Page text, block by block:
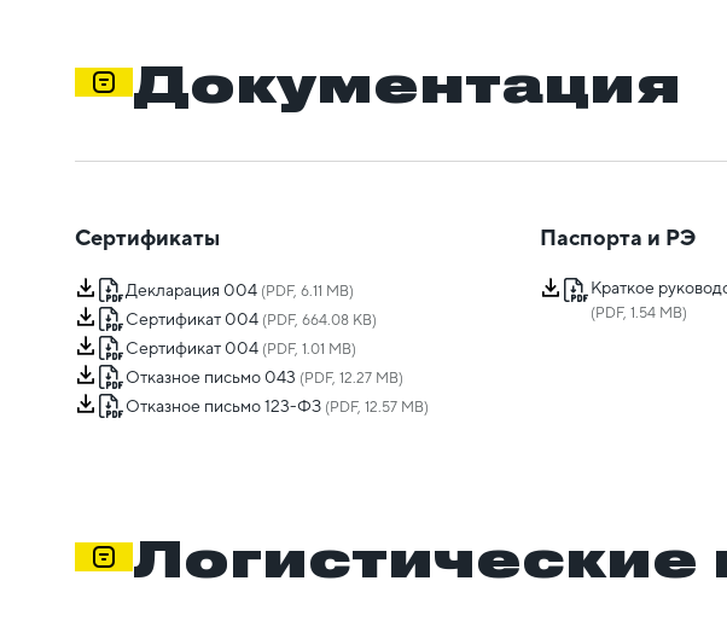
Документация
Сертификаты
Декларация 004 (PDF, 6.11 MB)
Сертификат 004 (PDF, 664.08 KB)
Сертификат 004 (PDF, 1.01 MB)
Отказное письмо 043 (PDF, 12.27 MB)
Отказное письмо 123-ФЗ (PDF, 12.57 MB)
Паспорта и РЭ
Краткое
(PDF, 1.54 MB)